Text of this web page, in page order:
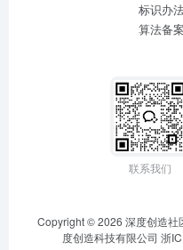
标识办
算法备案
联系我们
Copyright © 2026 深度创造社
度创造科技有限公司 浙